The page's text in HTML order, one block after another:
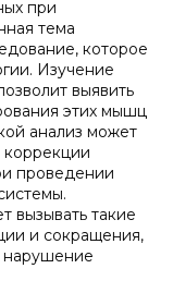
при
тема
которое
Изучение
выявить
этих мышц
анализ может
проведении
вызывать такие
и сокращения,
нарушение